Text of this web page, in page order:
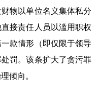
物以单位名义集体私分
接责任人员以滥用职权
款情形（即仅限于领导
罚。该条扩大了贪污罪
倾向。